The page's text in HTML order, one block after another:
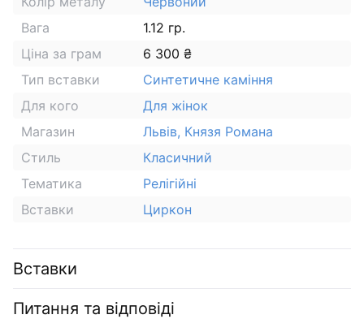
Вага
1.12 гр.
Ціна за грам
6 300 ₴
Тип вставки
Синтетичне каміння
Для кого
Для жінок
Магазин
Львів, Князя Романа
Стиль
Класичний
Тематика
Релігійні
Вставки
Циркон
Вставки
Питання та відповіді